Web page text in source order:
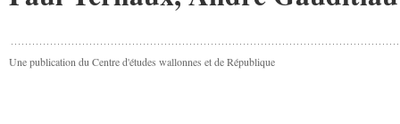
Une publication du Centre d'études wallonnes et de République